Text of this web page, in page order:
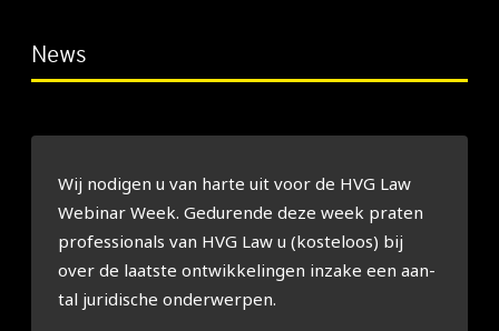
News
Wij nodi­gen u van har­te uit voor de HVG Law
Webi­nar Week. Gedu­ren­de deze week pra­ten
pro­fes­si­o­nals van HVG Law u (kos­te­loos) bij
over de laat­ste ont­wik­ke­lin­gen inza­ke een aan­
tal juri­di­sche onder­wer­pen.